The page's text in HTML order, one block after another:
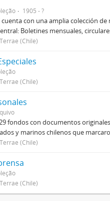
1905 - ?
cuenta con una amplia colección de
Boletines mensuales,
(Chile)
(Chile)
fondos con documentos
y marinos chilenos que
(Chile)
(Chile)